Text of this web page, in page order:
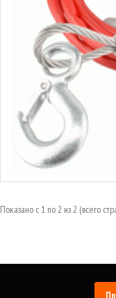
Трос
Показано с 1 по 2 из 2 (всего